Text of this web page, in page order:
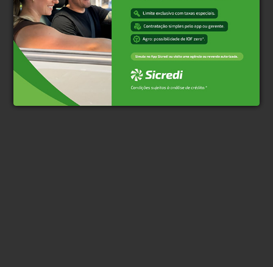
Clique aqui e faça parte do nosso grupo no
WhatsApp